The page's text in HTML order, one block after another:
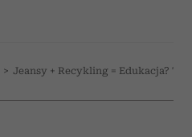
> Jeansy + Recykling = Edukacja?